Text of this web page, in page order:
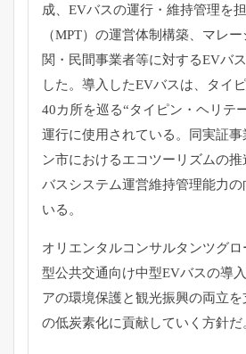
成、EVバスの運行・維持管理を
（MPT）の運営体制構築、マレ
関・民間事業者等に対するEVバ
した。導入したEVバスは、タイ
40カ所を巡る“タイピン・ヘリテ
運行に使用されている。同実証
ン市におけるエコツーリズムの
バスシステム運営維持管理能力の
いる。
オリエンタルコンサルタンツグ
型公共交通向け中型EVバスの導
アの環境保護と観光振興の両立
の低炭素化に貢献していく方針だ